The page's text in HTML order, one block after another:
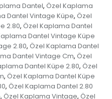
Dantel, Özel Kaplama
Dantel Vintage Küpe, Özel
2.80, Özel Kaplama Dantel
Dantel Vintage Küpe
2.80, Özel Kaplama Dantel
Dantel Vintage Cm, Özel
Dantel Küpe 2.80, Özel
, Özel Kaplama Dantel Küpe
, Özel Kaplama Dantel 2.80
, Özel Kaplama Vintage, Özel